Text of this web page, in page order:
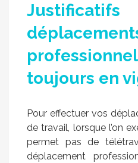
toujours en
Pour effectuer vos
de travail, lorsque l’on
permet pas de
déplacement